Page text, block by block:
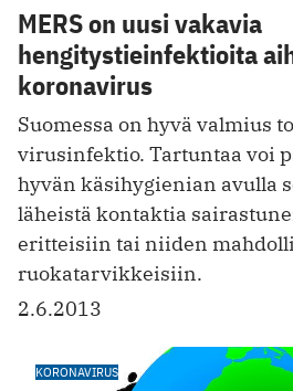
MERS on uusi vakavia
hengitystieinfektioita
koronavirus
Suomessa on hyvä valmius
virusinfektio. Tartuntaa voi
hyvän käsihygienian avulla
läheistä kontaktia
eritteisiin tai niiden
ruokatarvikkeisiin.
2.6.2013
KORONAVIRUS